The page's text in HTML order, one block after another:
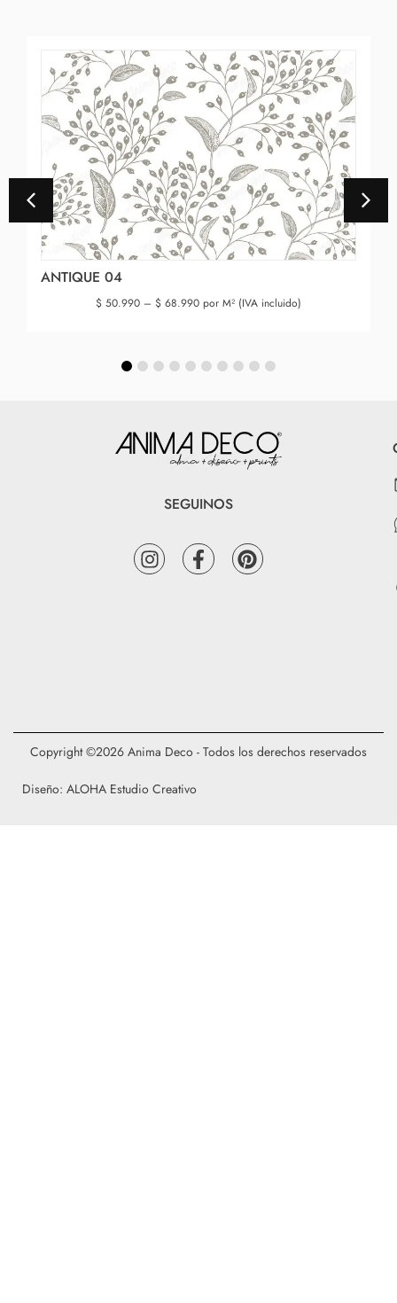
ANTIQUE 04
$ 50.990 – $ 68.990 por M² (IVA incluido)
SEGUINOS
Diseño: ALOHA Estudio Creativo
Copyright ©2026 Anima Deco - Todos los derechos reservados